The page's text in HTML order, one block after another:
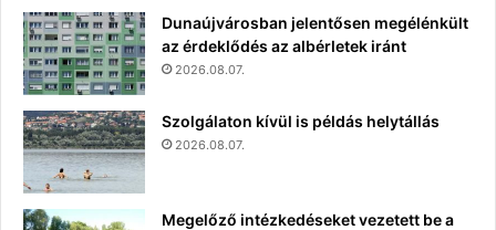
Dunaújvárosban jelentősen megélénkült
az érdeklődés az albérletek iránt
2026.08.07.
Szolgálaton kívül is példás helytállás
2026.08.07.
Megelőző intézkedéseket vezetett be a